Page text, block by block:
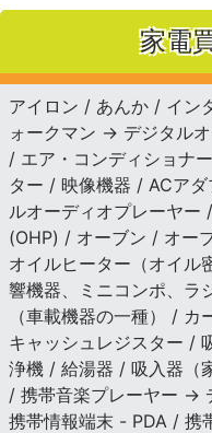
家電
アイロン / あんか / イン
ォークマン → デジタル
/ エア・コンディショナ
ター / 映像機器 / ACア
ルオーディオプレーヤー
(OHP) / オーブン / オー
オイルヒーター（オイ
響機器、ミニコンポ、ラ
（車載機器の一種） /
キャッシュレジスター /
浄機 / 給湯器 / 吸入器（
/ 携帯音楽プレーヤー →
携帯情報端末 - PDA / 携